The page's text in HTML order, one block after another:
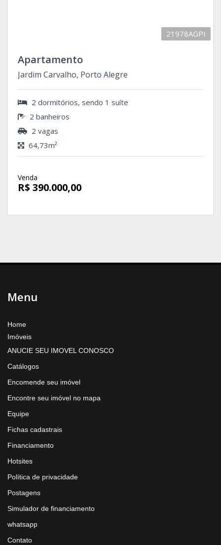
21978AGPI
Apartamento
Jardim Carvalho, Porto Alegre
2 dormitórios, sendo 1 suíte
2 banheiros
2 vagas
64,73m²
Venda
R$ 390.000,00
Menu
Home
Imóveis
ANUCIE SEU IMOVEL CONOSCO
Catálogos
Encomende seu imóvel
Encontre seu imóvel no mapa
Equipe
Fichas cadastrais
Financiamento
Hotsites
Política de privacidade
Postagens
Simulador de financiamento
whatsapp
Contato